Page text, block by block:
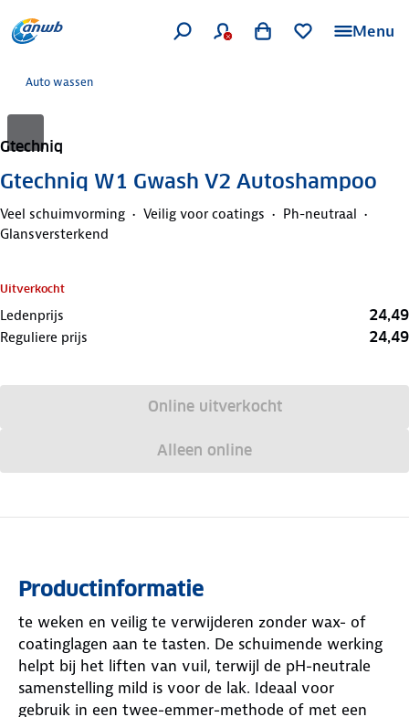
Menu
Auto wassen
Gtechniq
Gtechniq W1 Gwash V2 Autoshampoo
Veel schuimvorming Veilig voor coatings
Ph-neutraal
Glansversterkend
Uitverkocht
Ledenprijs 24,49
Reguliere prijs 24,49
Online uitverkocht
Alleen online
Productinformatie
te weken en veilig te verwijderen zonder wax- of
coatinglagen aan te tasten. De schuimende werking
helpt bij het liften van vuil, terwijl de pH-neutrale
samenstelling mild is voor de lak. Ideaal voor
gebruik in een twee-emmer-methode of met een